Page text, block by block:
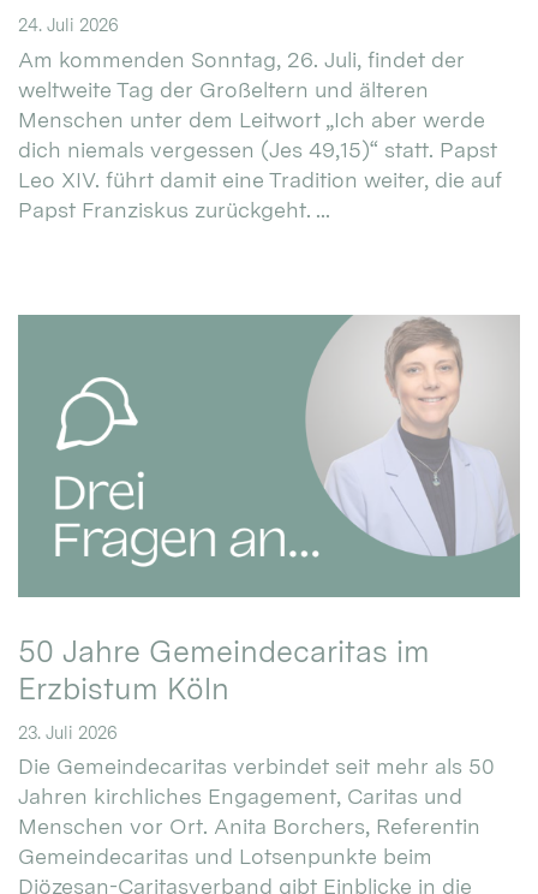
24. Juli 2026
Am kommenden Sonntag, 26. Juli, findet der
weltweite Tag der Großeltern und älteren
Menschen unter dem Leitwort „Ich aber werde
dich niemals vergessen (Jes 49,15)“ statt. Papst
Leo XIV. führt damit eine Tradition weiter, die auf
Papst Franziskus zurückgeht. ...
50 Jahre Gemeindecaritas im
Erzbistum Köln
23. Juli 2026
Die Gemeindecaritas verbindet seit mehr als 50
Jahren kirchliches Engagement, Caritas und
Menschen vor Ort. Anita Borchers, Referentin
Gemeindecaritas und Lotsenpunkte beim
Diözesan-Caritasverband gibt Einblicke in die